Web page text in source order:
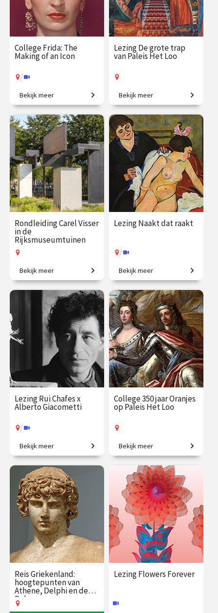
College Frida: The
Making of an Icon
/
Het levensverhaal achter
een wereldberoemd
gezicht.
€ 35.00
vanaf 3
sep.
/ Op locatie of online
Bekijk meer
Lezing De grote trap
van Paleis Het Loo
Een eeuwenoude trap vol
verhalen.
€ 19.50
vanaf 16
aug.
Op locatie
Bekijk meer
Rondleiding Carel Visser
in de
Rijksmuseumtuinen
De stille kracht van vorm.
€ 27.50
vanaf 14
aug.
Op locatie
Bekijk meer
Lezing Naakt dat raakt
/
Voorbij schoonheidsideaal
en het stereotype.
€ 19.50
vanaf 5
sep.
/ Op locatie of online
Bekijk meer
Lezing Rui Chafes x
Alberto Giacometti
/
Ontmoeting tussen twee
grootmeesters.
€ 19.50
vanaf 7
sep.
/ Op locatie of online
Bekijk meer
College 350 jaar Oranjes
op Paleis Het Loo
Van jachtslot tot vorstelijk
paleis.
€ 35.00
vanaf 8
sep.
Op locatie
Bekijk meer
Reis Griekenland:
hoogtepunten van
Athene, Delphi en de
Peloponnesos
Lezing Flowers Forever